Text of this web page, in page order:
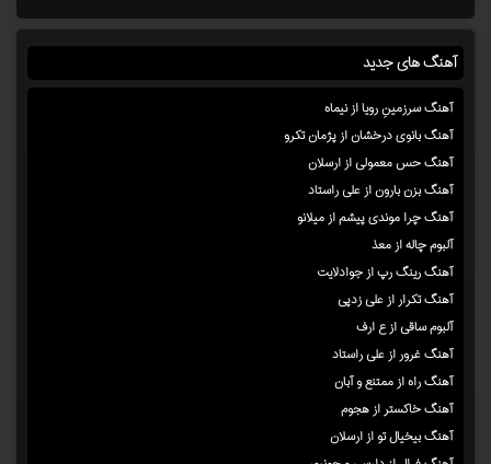
آهنگ های جدید
آهنگ سرزمینِ رویا از نیماه
آهنگ بانوی درخشان از پژمان تکرو
آهنگ حس معمولی از ارسلان
آهنگ بزن بارون از علی راستاد
آهنگ چرا موندی پیشم از میلانو
آلبوم چاله از معذ
آهنگ رینگ رپ از جوادلایت
آهنگ تکرار از علی زدپی
آلبوم ساقی از ع ارف
آهنگ غرور از علی راستاد
آهنگ راه از ممتنع و آبان
آهنگ خاکستر از هجوم
آهنگ بیخیال تو از ارسلان